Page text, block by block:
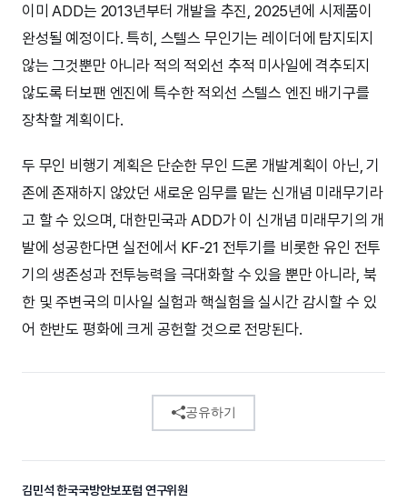
이미 ADD는 2013년부터 개발을 추진, 2025년에 시제품이
완성될 예정이다. 특히, 스텔스 무인기는 레이더에 탐지되지
않는 그것뿐만 아니라 적의 적외선 추적 미사일에 격추되지
않도록 터보팬 엔진에 특수한 적외선 스텔스 엔진 배기구를
장착할 계획이다.
두 무인 비행기 계획은 단순한 무인 드론 개발계획이 아닌, 기
존에 존재하지 않았던 새로운 임무를 맡는 신개념 미래무기라
고 할 수 있으며, 대한민국과 ADD가 이 신개념 미래무기의 개
발에 성공한다면 실전에서 KF-21 전투기를 비롯한 유인 전투
기의 생존성과 전투능력을 극대화할 수 있을 뿐만 아니라, 북
한 및 주변국의 미사일 실험과 핵실험을 실시간 감시할 수 있
어 한반도 평화에 크게 공헌할 것으로 전망된다.
공유하기
김민석 한국국방안보포럼 연구위원